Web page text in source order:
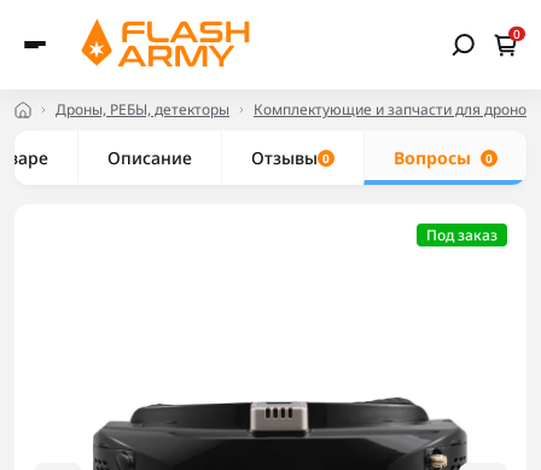
0
Дроны, РЕБЫ, детекторы Комплектующие и запчасти для дронов
Описание Отзывы 0 Вопросы 0
Под заказ